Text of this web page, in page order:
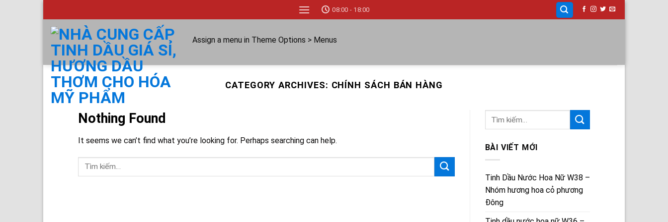
to
content
08:00 - 18:00
Assign a menu in Theme Options > Menus
CATEGORY ARCHIVES: CHÍNH SÁCH BÁN HÀNG
Nothing Found
It seems we can’t find what you’re looking for. Perhaps searching can help.
BÀI VIẾT MỚI
Tinh Dầu Nước Hoa Nữ W38 –
Nhóm hương hoa cỏ phương
Đông